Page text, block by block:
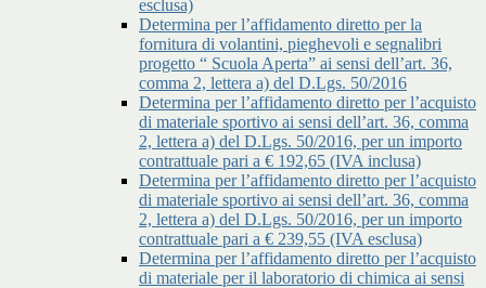
esclusa)
Determina per l’affidamento diretto per la
fornitura di volantini, pieghevoli e segnalibri
progetto “ Scuola Aperta” ai sensi dell’art. 36,
comma 2, lettera a) del D.Lgs. 50/2016
Determina per l’affidamento diretto per l’acquisto
di materiale sportivo ai sensi dell’art. 36, comma
2, lettera a) del D.Lgs. 50/2016, per un importo
contrattuale pari a € 192,65 (IVA inclusa)
Determina per l’affidamento diretto per l’acquisto
di materiale sportivo ai sensi dell’art. 36, comma
2, lettera a) del D.Lgs. 50/2016, per un importo
contrattuale pari a € 239,55 (IVA esclusa)
Determina per l’affidamento diretto per l’acquisto
di materiale per il laboratorio di chimica ai sensi